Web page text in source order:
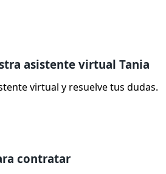
asistente virtual Tania
virtual y resuelve tus dudas.
contratar